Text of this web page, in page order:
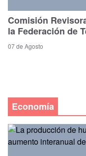
Comisión
la Federación de
07 de Agosto
Economía